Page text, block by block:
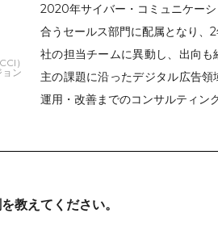
）
ン
2020年サイバー・コミュニケー
合うセールス部門に配属となり、
社の担当チームに異動し、出向
主の課題に沿ったデジタル広告領
運用・改善までのコンサルティン
教えてください。